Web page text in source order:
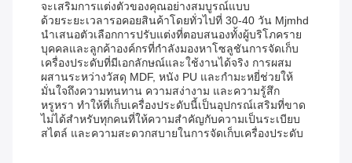
จะเสริมการแต่งตัวของคุณอย่างสมบูรณ์แบบ
ด้วยระยะเวลารอคอยสินค้าโดยทั่วไปที่ 30-40 วัน Mjmhd
นำเสนอตัวเลือกการปรับแต่งที่ตอบสนองทั้งผู้บริโภคราย
บุคคลและลูกค้าองค์กรที่กำลังมองหาโซลูชันการจัดเก็บ
เครื่องประดับที่มีเอกลักษณ์และใช้งานได้จริง การผสม
ผสานระหว่างวัสดุ MDF, หนัง PU และกำมะหยี่ช่วยให้
มั่นใจถึงความทนทาน ความสง่างาม และความรู้สึก
หรูหรา ทำให้ที่เก็บเครื่องประดับนี้เป็นอุปกรณ์เสริมที่ขาด
ไม่ได้สำหรับทุกคนที่ให้ความสำคัญกับความเป็นระเบียบ
สไตล์ และความสะดวกสบายในการจัดเก็บเครื่องประดับ